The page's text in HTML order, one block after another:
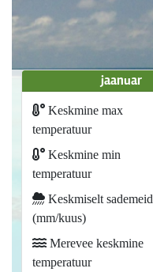
jaanuar
Keskmine max
temperatuur
Keskmine min
temperatuur
Keskmiselt sademeid
(mm/kuus)
Merevee keskmine
temperatuur